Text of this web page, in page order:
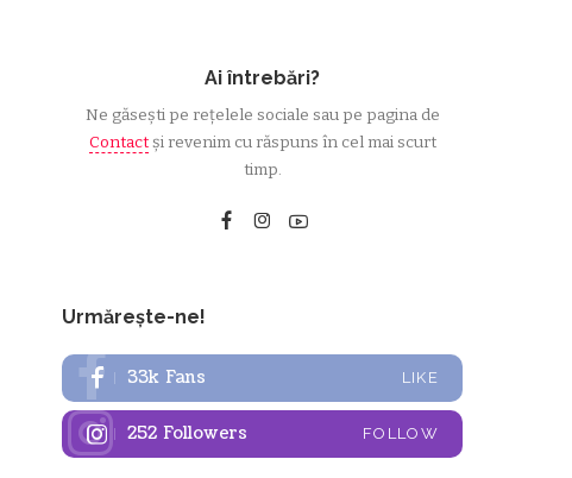
Ai întrebări?
Ne găsești pe rețelele sociale sau pe pagina de
Contactși revenim cu răspuns în cel mai scurt
timp.
Urmărește-ne!
33k Fans LIKE
252 Followers FOLLOW